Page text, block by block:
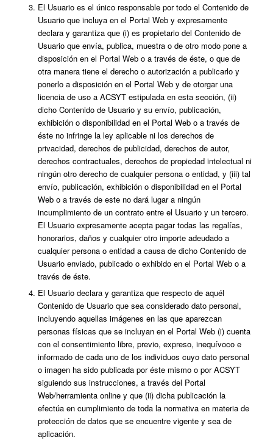
El Usuario es el único responsable por todo el Contenido de
Usuario que incluya en el Portal Web y expresamente
declara y garantiza que (i) es propietario del Contenido de
Usuario que envía, publica, muestra o de otro modo pone a
disposición en el Portal Web o a través de éste, o que de
otra manera tiene el derecho o autorización a publicarlo y
ponerlo a disposición en el Portal Web y de otorgar una
licencia de uso a ACSYT estipulada en esta sección, (ii)
dicho Contenido de Usuario y su envío, publicación,
exhibición o disponibilidad en el Portal Web o a través de
éste no infringe la ley aplicable ni los derechos de
privacidad, derechos de publicidad, derechos de autor,
derechos contractuales, derechos de propiedad intelectual ni
ningún otro derecho de cualquier persona o entidad, y (iii) tal
envío, publicación, exhibición o disponibilidad en el Portal
Web o a través de este no dará lugar a ningún
incumplimiento de un contrato entre el Usuario y un tercero.
El Usuario expresamente acepta pagar todas las regalías,
honorarios, daños y cualquier otro importe adeudado a
cualquier persona o entidad a causa de dicho Contenido de
Usuario enviado, publicado o exhibido en el Portal Web o a
través de éste.
El Usuario declara y garantiza que respecto de aquél
Contenido de Usuario que sea considerado dato personal,
incluyendo aquellas imágenes en las que aparezcan
personas físicas que se incluyan en el Portal Web (i) cuenta
con el consentimiento libre, previo, expreso, inequívoco e
informado de cada uno de los individuos cuyo dato personal
o imagen ha sido publicada por éste mismo o por ACSYT
siguiendo sus instrucciones, a través del Portal
Web/herramienta online y que (ii) dicha publicación la
efectúa en cumplimiento de toda la normativa en materia de
protección de datos que se encuentre vigente y sea de
aplicación.